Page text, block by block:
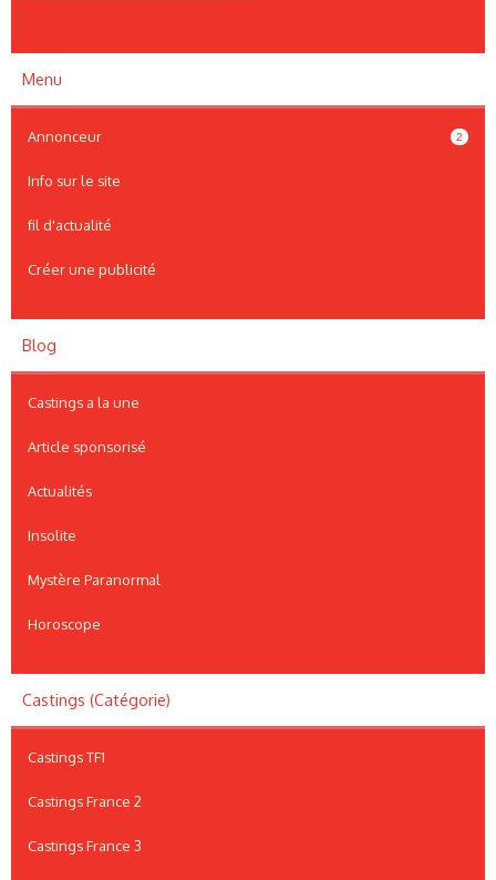
Menu
Annonceur 2
Info sur le site
fil d'actualité
Créer une publicité
Blog
Castings a la une
Article sponsorisé
Actualités
Insolite
Mystère Paranormal
Horoscope
Castings (Catégorie)
Castings TF1
Castings France 2
Castings France 3